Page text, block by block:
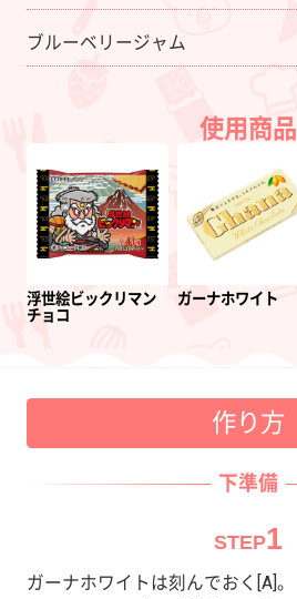
ブルーベリージャム
使用商品
浮世絵ビックリマン
チョコ
ガーナホワイト
作り方
下準備
STEP1
ガーナホワイトは刻んでおく[A]。